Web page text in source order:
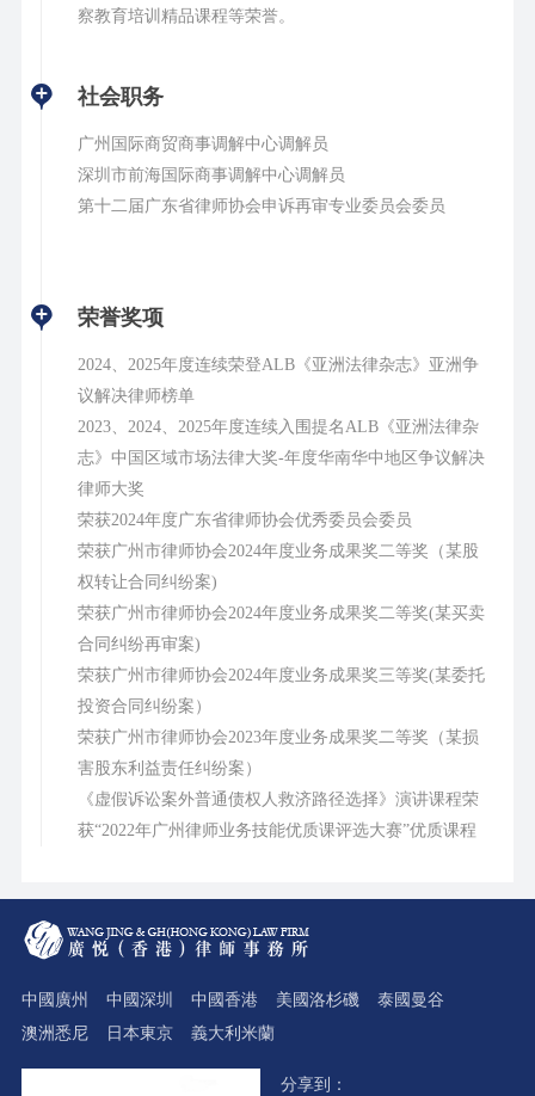
察教育培训精品课程等荣誉。
社会职务
广州国际商贸商事调解中心调解员
深圳市前海国际商事调解中心调解员
第十二届广东省律师协会申诉再审专业委员会委员
荣誉奖项
2024、2025年度连续荣登ALB《亚洲法律杂志》亚洲争
议解决律师榜单
2023、2024、2025年度连续入围提名ALB《亚洲法律杂
志》中国区域市场法律大奖-年度华南华中地区争议解决
律师大奖
荣获2024年度广东省律师协会优秀委员会委员
荣获广州市律师协会2024年度业务成果奖二等奖（某股
权转让合同纠纷案)
荣获广州市律师协会2024年度业务成果奖二等奖(某买卖
合同纠纷再审案)
荣获广州市律师协会2024年度业务成果奖三等奖(某委托
投资合同纠纷案）
荣获广州市律师协会2023年度业务成果奖二等奖（某损
害股东利益责任纠纷案）
《虚假诉讼案外普通债权人救济路径选择》演讲课程荣
获“2022年广州律师业务技能优质课评选大赛”优质课程
中國廣州 中國深圳 中國香港 美國洛杉磯
泰國曼谷
澳洲悉尼
日本東京 義大利米蘭
分享到：